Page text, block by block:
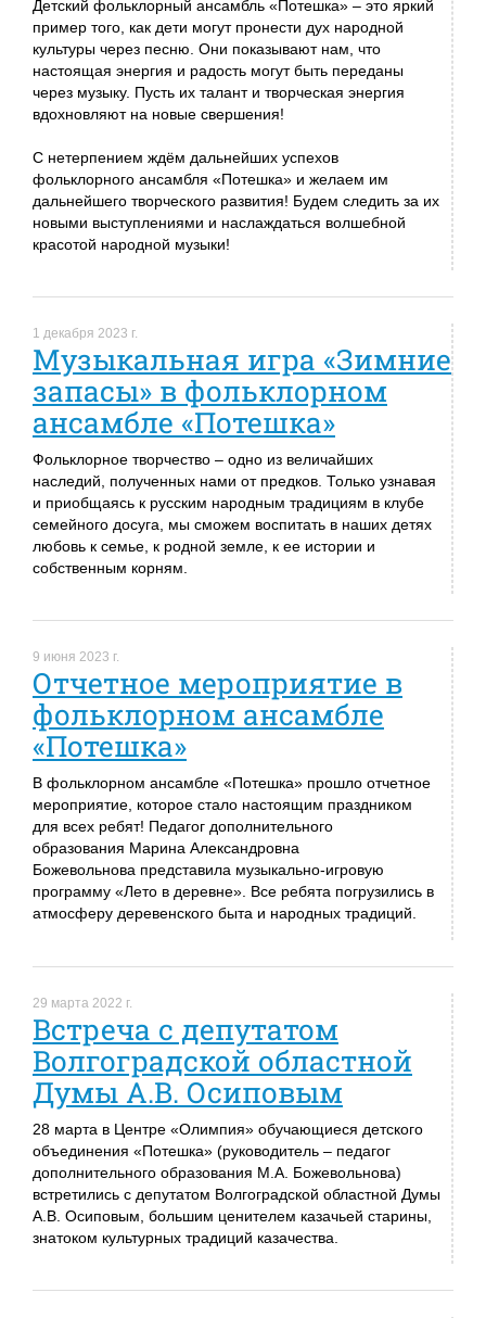
Детский фольклорный ансамбль «Потешка» – это яркий
пример того, как дети могут пронести дух народной
культуры через песню. Они показывают нам, что
настоящая энергия и радость могут быть переданы
через музыку. Пусть их талант и творческая энергия
вдохновляют на новые свершения!
С нетерпением ждём дальнейших успехов
фольклорного ансамбля «Потешка» и желаем им
дальнейшего творческого развития! Будем следить за их
новыми выступлениями и наслаждаться волшебной
красотой народной музыки!
1 декабря 2023 г.
Музыкальная игра «Зимние
запасы» в фольклорном
ансамбле «Потешка»
Фольклорное творчество – одно из величайших
наследий, полученных нами от предков. Только узнавая
и приобщаясь к русским народным традициям в клубе
семейного досуга, мы сможем воспитать в наших детях
любовь к семье, к родной земле, к ее истории и
собственным корням.
9 июня 2023 г.
Отчетное мероприятие в
фольклорном ансамбле
«Потешка»
В фольклорном ансамбле «Потешка» прошло отчетное
мероприятие, которое стало настоящим праздником
для всех ребят! Педагог дополнительного
образования Марина Александровна
Божевольнова представила музыкально-игровую
программу «Лето в деревне». Все ребята погрузились в
атмосферу деревенского быта и народных традиций.
29 марта 2022 г.
Встреча с депутатом
Волгоградской областной
Думы А.В. Осиповым
28 марта в Центре «Олимпия» обучающиеся детского
объединения «Потешка» (руководитель – педагог
дополнительного образования М.А. Божевольнова)
встретились с депутатом Волгоградской областной Думы
А.В. Осиповым, большим ценителем казачьей старины,
знатоком культурных традиций казачества.